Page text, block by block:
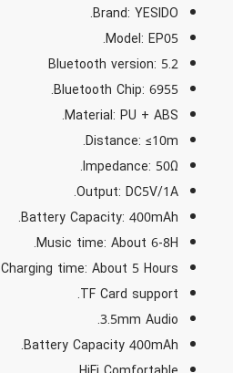
Brand: YESIDO.
Model: EP05.
Bluetooth version: 5.2
Bluetooth Chip: 6955.
Material: PU + ABS.
Distance: ≤10m.
Impedance: 50Ω.
Output: DC5V/1A.
Battery Capacity: 400mAh.
Music time: About 6-8H.
Charging time: About 5 Hours.
TF Card support.
3.5mm Audio.
Battery Capacity 400mAh.